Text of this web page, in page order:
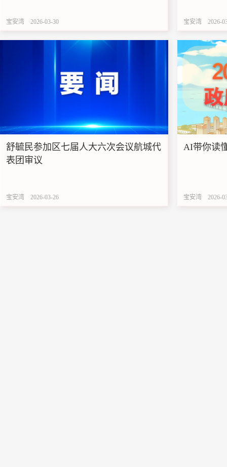
宝安湾 2026-03-30 宝安湾 2026-
舒毓民参加区七届人大六次会议航城代
表团审议
宝安湾 2026-03-26
AI带你读
宝安湾 2026-